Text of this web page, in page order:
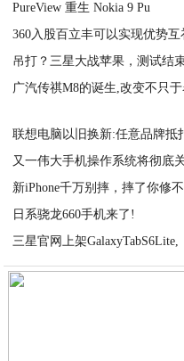
PureView 重生 Nokia 9 Pu
360入股百立丰可以实现优势
吊打？三星大战苹果，测试结
广汽传祺M8的诞生,改变不只
联想电脑以旧换新:任意品牌抵
又一伟大手机操作系统将彻底
新iPhone千万别摔，摔了你修
日系骁龙660手机来了!
三星官网上架GalaxyTabS6Lite,